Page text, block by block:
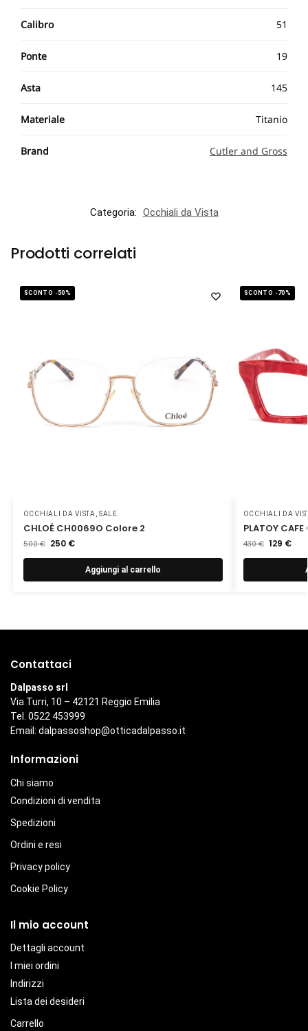
Calibro 51
Ponte 19
Asta 145
Materiale Titanio
Brand Cutler and Gross
Categoria: Occhiali da Vista
Prodotti correlati
SCONTO -50%
OCCHIALI DA VISTA ,SALE
CHLOÉ CH0069O Colore 2
500€ 250 €
Aggiungi al carrello
SCONTO -70%
OCCHIALI DA
PLATOY
430€ 129 €
Contattaci
Dalpasso srl
Via Turri, 10 – 42121 Reggio Emilia
Tel. 0522 453999
Email: dalpassoshop@otticadalpasso.it
Informazioni
Chi siamo
Condizioni di vendita
Spedizioni
Ordini e resi
Privacy policy
Cookie Policy
Il mio account
Dettagli account
I miei ordini
Indirizzi
Lista dei desideri
Carrello